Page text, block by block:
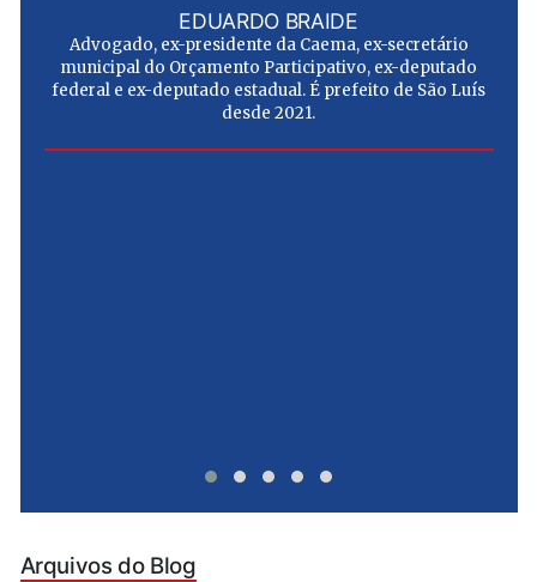
EDUARDO BRAIDE
Advogado, ex-presidente da Caema, ex-secretário
municipal do Orçamento Participativo, ex-deputado
federal e ex-deputado estadual. É prefeito de São Luís
desde 2021.
Arquivos do Blog